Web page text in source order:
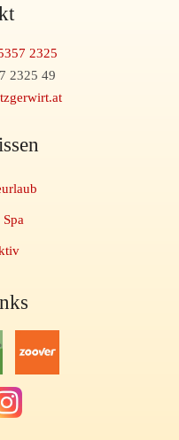
2325
2325 49